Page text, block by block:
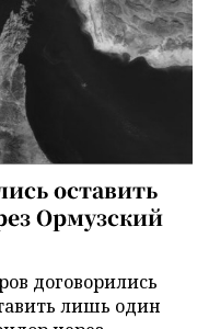
оставить
Ормузский
договорились
лишь один